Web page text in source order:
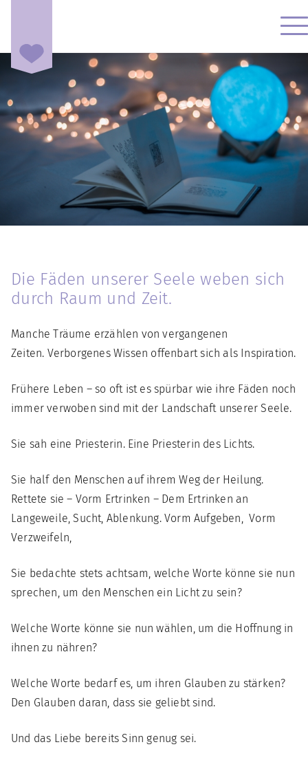
Die Fäden unserer Seele weben sich
durch Raum und Zeit.
Manche Träume erzählen von vergangenen
Zeiten. Verborgenes Wissen offenbart sich als Inspiration.
Frühere Leben – so oft ist es spürbar wie ihre Fäden noch
immer verwoben sind mit der Landschaft unserer Seele.
Sie sah eine Priesterin. Eine Priesterin des Lichts.
Sie half den Menschen auf ihrem Weg der Heilung.
Rettete sie – Vorm Ertrinken – Dem Ertrinken an
Langeweile, Sucht, Ablenkung. Vorm Aufgeben, Vorm
Verzweifeln,
Sie bedachte stets achtsam, welche Worte könne sie nun
sprechen, um den Menschen ein Licht zu sein?
Welche Worte könne sie nun wählen, um die Hoffnung in
ihnen zu nähren?
Welche Worte bedarf es, um ihren Glauben zu stärken?
Den Glauben daran, dass sie geliebt sind.
Und das Liebe bereits Sinn genug sei.